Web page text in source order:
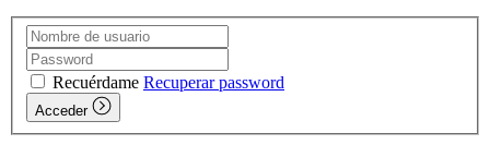
Recuérdame Recuperar password
Acceder